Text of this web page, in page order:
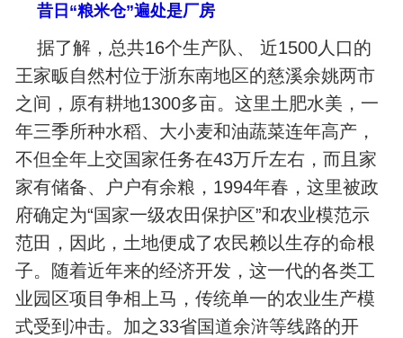
昔日“粮米仓”遍处是厂房
据了解，总共16个生产队、 近1500人口的
王家畈自然村位于浙东南地区的慈溪余姚两市
之间，原有耕地1300多亩。这里土肥水美，一
年三季所种水稻、大小麦和油蔬菜连年高产，
不但全年上交国家任务在43万斤左右，而且家
家有储备、户户有余粮，1994年春，这里被政
府确定为“国家一级农田保护区”和农业模范示
范田，因此，土地便成了农民赖以生存的命根
子。随着近年来的经济开发，这一代的各类工
业园区项目争相上马，传统单一的农业生产模
式受到冲击。加之33省国道余浒等线路的开